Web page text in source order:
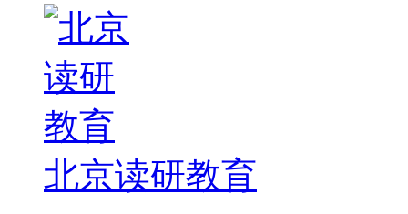
北京读研教育